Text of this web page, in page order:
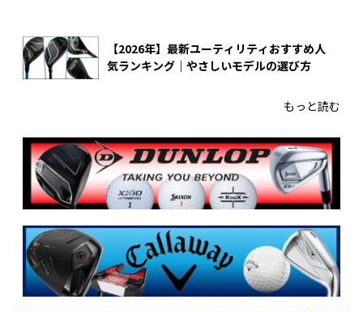
【2026年】最新ユーティリティおすすめ人
気ランキング｜やさしいモデルの選び方
もっと読む